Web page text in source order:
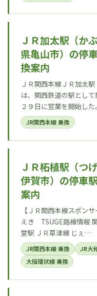
ＪＲ加太駅（か
県亀山市）の停
換案内
ＪＲ関西本線ＪＲ加太
は、関西鉄道の駅とし
２９日に営業を開始し
JR関西本線 乗換
ＪＲ柘植駅（つ
伊賀市）の停車
案内
【ＪＲ関西本線スポン
えき TSUGE路線情報
堂駅 ＪＲ草津線 じぇ…
JR関西本線 乗換 JR大
大阪環状線 乗換